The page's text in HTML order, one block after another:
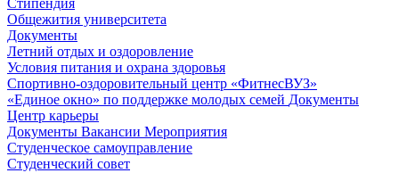
Общежития университета
Документы
Летний отдых и оздоровление
Условия питания и охрана здоровья
Спортивно-оздоровительный центр «ФитнесВУЗ»
«Единое окно» по поддержке молодых семей Документы
Центр карьеры
Документы Вакансии Мероприятия
Студенческое самоуправление
Студенческий совет